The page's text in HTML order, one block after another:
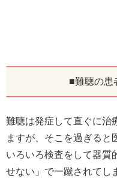
■難聴の患
難聴は発症して直ぐに治
ますが、そこを過ぎると
いろいろ検査をして器質
せない」で一蹴されてし